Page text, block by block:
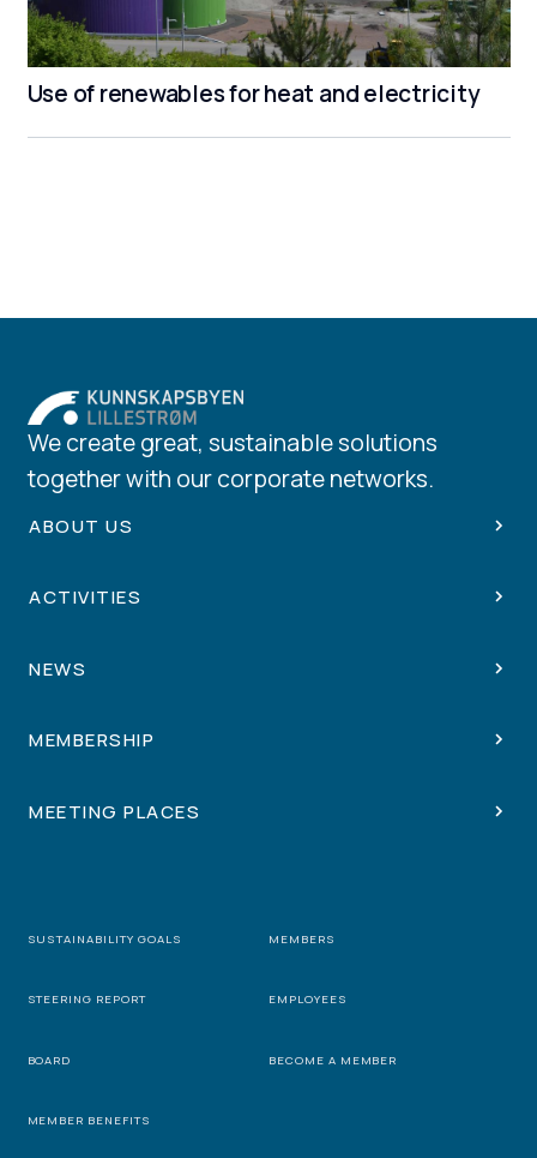
Use of renewables for heat and electricity
We create great, sustainable solutions
together with our corporate networks.
ABOUT US
ACTIVITIES
NEWS
MEMBERSHIP
MEETING PLACES
SUSTAINABILITY GOALS MEMBERS
STEERING REPORT EMPLOYEES
BOARD BECOME A MEMBER
MEMBER BENEFITS